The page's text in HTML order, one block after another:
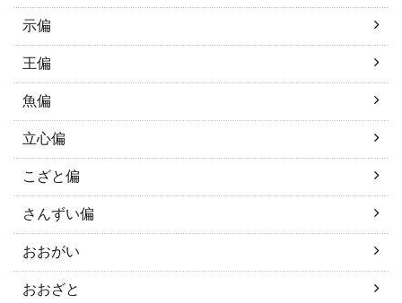
示偏
王偏
魚偏
立心偏
こざと偏
さんずい偏
おおがい
おおざと